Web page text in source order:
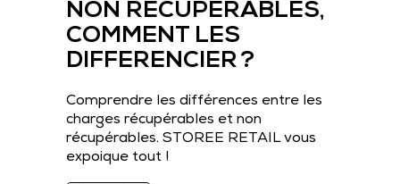
NON RECUPERABLES,
COMMENT LES
DIFFERENCIER ?
Comprendre les différences entre les
charges récupérables et non
récupérables. STOREE RETAIL vous
expoique tout !